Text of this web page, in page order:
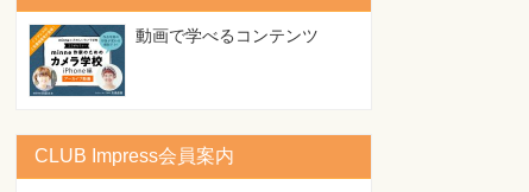
動画で学べるコンテンツ
CLUB Impress会員案内